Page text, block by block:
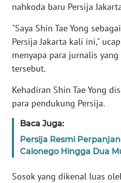
nahkoda baru Persija
"Saya Shin Tae Yong
Persija Jakarta kali ini,"
menyapa para jurnalis
tersebut.
Kehadiran Shin Tae Yong
para pendukung Persija.
Baca Juga:
Persija Resmi
Calonego Hingga Dua
Sosok yang dikenal luas
DISCLAIMER
Wahana
News
Regional
SUMUT
JAKARTA
WN